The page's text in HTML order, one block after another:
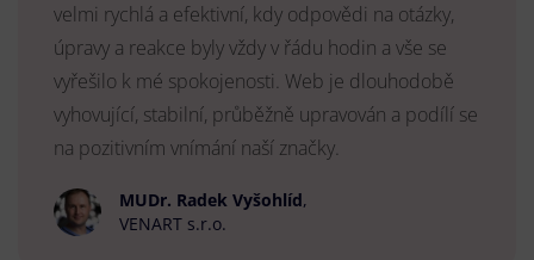
velmi rychlá a efektivní, kdy odpovědi na otázky,
úpravy a reakce byly vždy v řádu hodin a vše se
vyřešilo k mé spokojenosti. Web je dlouhodobě
vyhovující, stabilní, průběžně upravován a podílí se
na pozitivním vnímání naší značky.
MUDr. Radek Vyšohlíd,
VENART s.r.o.